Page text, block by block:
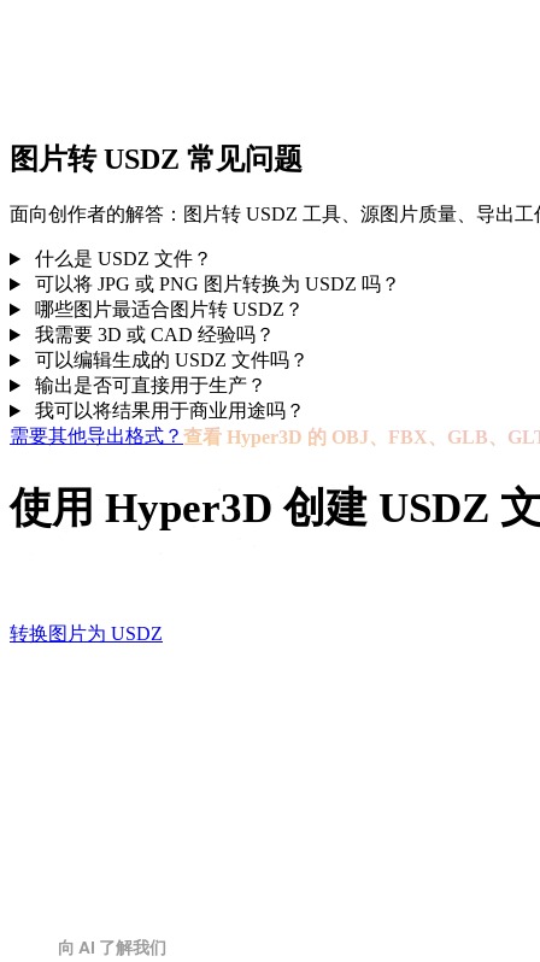
图片转 USDZ 常见问题
面向创作者的解答：图片转 USDZ 工具、源图片质量、导出
什么是 USDZ 文件？
可以将 JPG 或 PNG 图片转换为 USDZ 吗？
哪些图片最适合图片转 USDZ？
我需要 3D 或 CAD 经验吗？
可以编辑生成的 USDZ 文件吗？
输出是否可直接用于生产？
我可以将结果用于商业用途吗？
需要其他导出格式？ 查看 Hyper3D 的 OBJ、FBX、GLB、
使用 Hyper3D 创建 USDZ
转换图片为 USDZ
向 AI 了解我们